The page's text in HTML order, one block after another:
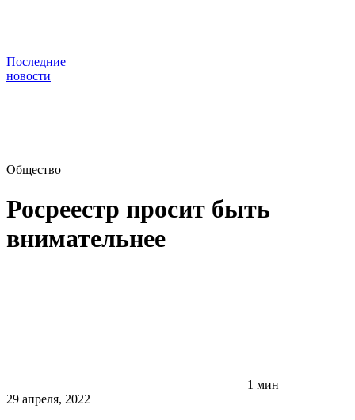
Последние
новости
Общество
Росреестр просит быть
внимательнее
1 мин
29 апреля, 2022